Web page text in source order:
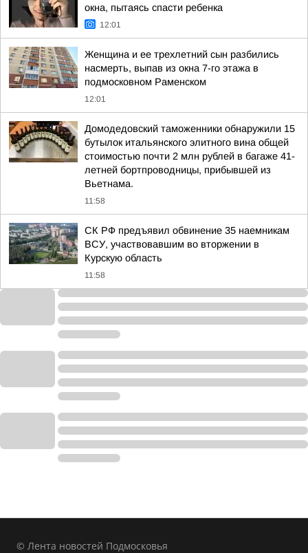
окна, пытаясь спасти ребенка
12:01
Женщина и ее трехлетний сын разбились
насмерть, выпав из окна 7-го этажа в
подмосковном Раменском
12:01
Домодедовский таможенники обнаружили 15
бутылок итальянского элитного вина общей
стоимостью почти 2 млн рублей в багаже 41-
летней бортпроводницы, прибывшей из
Вьетнама.
11:58
СК РФ предъявил обвинение 35 наемникам
ВСУ, участвовавшим во вторжении в
Курскую область
11:58
© Лента новостей Подмосковья